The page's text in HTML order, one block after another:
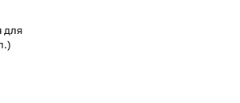
для